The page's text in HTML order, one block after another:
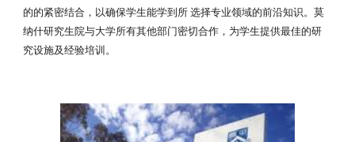
的的紧密结合，以确保学生能学到所 选择专业领域的前沿知识。莫
纳什研究生院与大学所有其他部门密切合作，为学生提供最佳的研
究设施及经验培训。